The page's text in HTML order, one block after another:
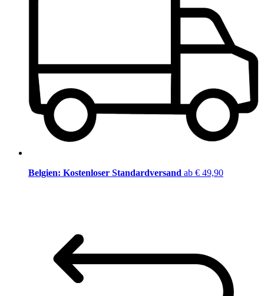
Belgien: Kostenloser Standardversand ab € 49,90